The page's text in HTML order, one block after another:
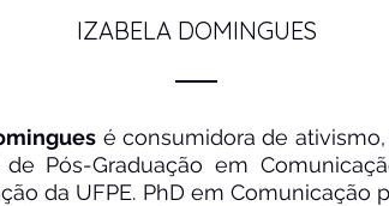
IZABELA DOMINGUES
é consumidora de
de Pós-Graduação em
da UFPE. PhD em Comunicação